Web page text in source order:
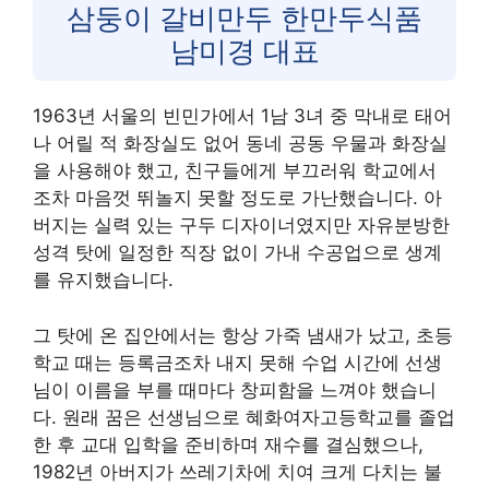
삼둥이 갈비만두 한만두식품
남미경 대표
1963년 서울의 빈민가에서 1남 3녀 중 막내로 태어
나 어릴 적 화장실도 없어 동네 공동 우물과 화장실
을 사용해야 했고, 친구들에게 부끄러워 학교에서
조차 마음껏 뛰놀지 못할 정도로 가난했습니다. 아
버지는 실력 있는 구두 디자이너였지만 자유분방한
성격 탓에 일정한 직장 없이 가내 수공업으로 생계
를 유지했습니다.
그 탓에 온 집안에서는 항상 가죽 냄새가 났고, 초등
학교 때는 등록금조차 내지 못해 수업 시간에 선생
님이 이름을 부를 때마다 창피함을 느껴야 했습니
다. 원래 꿈은 선생님으로 혜화여자고등학교를 졸업
한 후 교대 입학을 준비하며 재수를 결심했으나,
1982년 아버지가 쓰레기차에 치여 크게 다치는 불